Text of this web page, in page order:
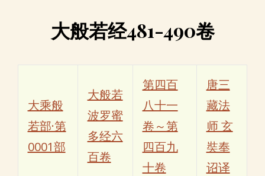
大般若经481-490卷
大乘般
若部·第
0001部
大般若
波罗蜜
多经六
百卷
第四百
八十一
卷～第
四百九
十卷
唐三
藏法
师 玄
奘奉
诏译